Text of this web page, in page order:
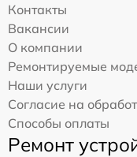
Контакты
Вакансии
О компании
Ремонтируемые
Наши услуги
Согласие на
Способы оплаты
Ремонт